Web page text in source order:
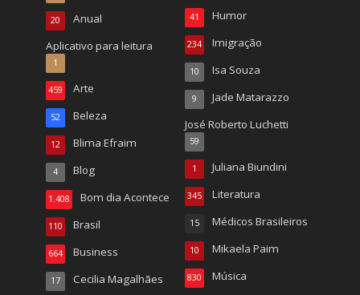
Anual
20
Aplicativo para leitura
1
Arte
459
Beleza
52
Blima Efraim
12
Blog
4
Bom dia Acontece
1.408
Brasil
110
Business
664
Cecilia Magalhães
17
Humor
41
Imigração
234
Isa Souza
10
Jade Matarazzo
9
José Roberto Luchetti
59
Juliana Biundini
1
Literatura
345
Médicos Brasileiros
15
Mikaela Paim
10
Música
830